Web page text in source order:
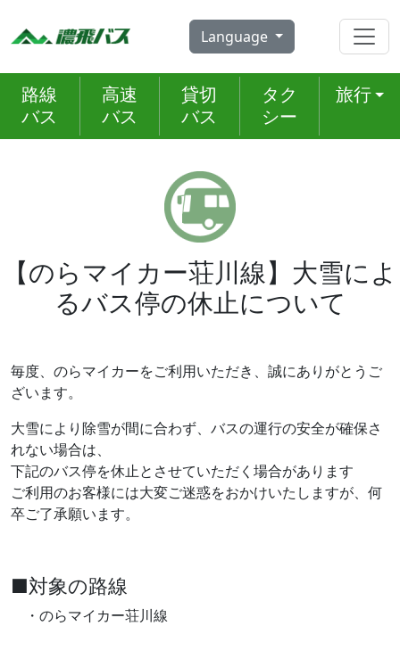
Language
路線
バス
高速
バス
貸切
バス
タク
シー
旅行
【のらマイカー荘川線】大雪によ
るバス停の休止について
毎度、のらマイカーをご利用いただき、誠にありがとうご
ざいます。
大雪により除雪が間に合わず、バスの運行の安全が確保さ
れない場合は、
下記のバス停を休止とさせていただく場合があります
ご利用のお客様には大変ご迷惑をおかけいたしますが、何
卒ご了承願います。
■対象の路線
・のらマイカー荘川線